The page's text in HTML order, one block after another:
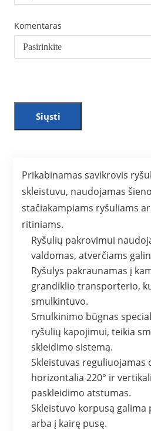
Komentaras
Siųsti
Prikabinamas savikrovis
skleistuvu, naudojamas
stačiakampiams ryšuliams
ritiniams.
Ryšulių pakrovimui
valdomas, atverčiams
Ryšulys pakraunamas į
grandiklio transporterio,
smulkintuvo.
Smulkinimo būgnas
ryšulių kapojimui, teikia
skleidimo sistemą.
Skleistuvas reguliuojamas
horizontalia 220° ir
paskleidimo atstumas.
Skleistuvo korpusą galima
arba į kairę pusę.